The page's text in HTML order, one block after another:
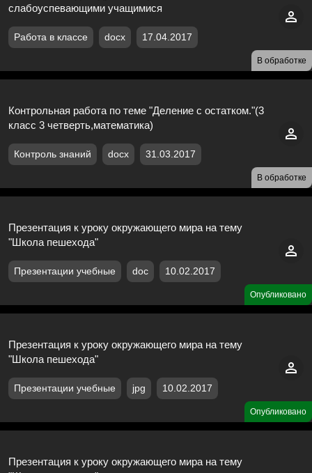
В обработке
слабоуспевающими учащимися
Работа в классе docx 17.04.2017
В обработке
Контрольная работа по теме "Деление с остатком."(3
класс 3 четверть,математика)
Контроль знаний docx 31.03.2017
Опубликовано
Презентация к уроку окружающего мира на тему
"Школа пешехода"
Презентации учебные doc 10.02.2017
Опубликовано
Презентация к уроку окружающего мира на тему
"Школа пешехода"
Презентации учебные jpg 10.02.2017
Презентация к уроку окружающего мира на тему